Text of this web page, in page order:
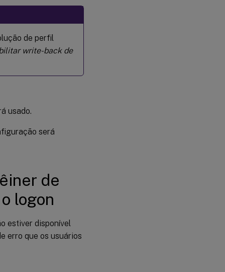
de perfil
write-back de
usado.
será
de
logon
estiver disponível
erro que os usuários